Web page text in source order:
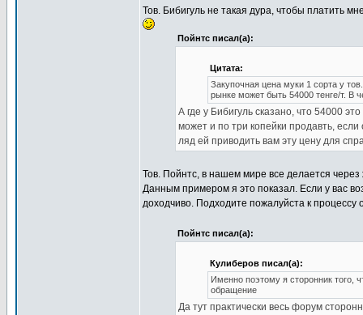
Тов. Бибигуль не такая дура, чтобы платить
Пойнтс писал(а):
Цитата:
Закупочная цена муки 1 сорта у
рынке может быть 54000 тенге/т. В
А где у Бибигуль сказано, что 54000
может и по три копейки продавть,
ляд ей приводить вам эту цену для
Тов. Пойнтс, в нашем мире все делается
Данным примером я это показал. Если у вас
доходчиво. Подходите пожалуйста к
Пойнтс писал(а):
Кулиберов писал(а):
Именно поэтому я сторонник того,
обращение
Да тут практически весь форум